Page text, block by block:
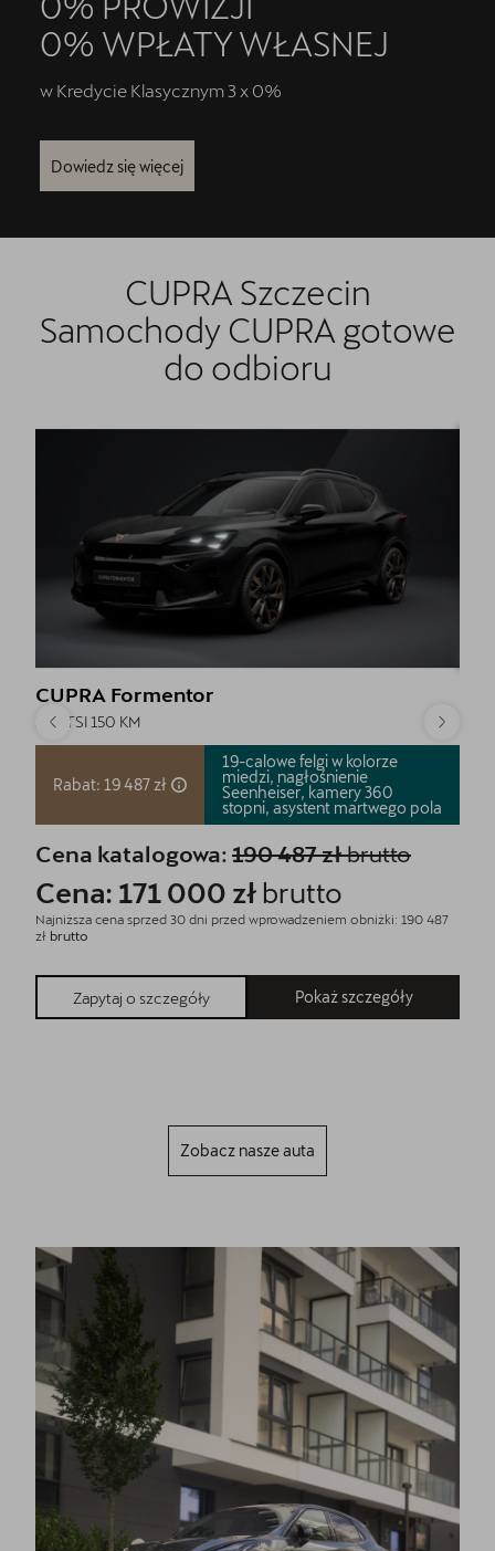
Formularz kontaktowy
0% WPŁATY WŁASNEJ
w Kredycie Klasycznym 3 x 0%
Dowiedz się więcej
CUPRA Szczecin
Samochody CUPRA gotowe
do odbioru
CUPRA Formentor
1.5 eTSI 150 KM
Rabat: 19 487 zł
19-calowe felgi w kolorze
miedzi, nagłośnienie
Seenheiser, kamery 360
stopni, asystent martwego pola
Cena katalogowa: 190 487 złbrutto
Cena: 171 000 zł brutto
Najniższa cena sprzed 30 dni przed wprowadzeniem obniżki: 190 487
zł brutto
Zapytaj o szczegóły Pokaż szczegóły
Zobacz nasze auta